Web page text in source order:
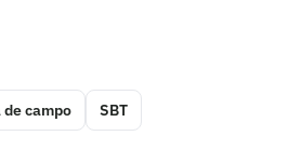
de campo SBT